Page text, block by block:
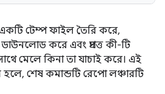
একটি টেম্প ফাইল তৈরি করে,
করে এবং প্রদত্ত কী-টি
মেলে কিনা তা যাচাই করে। এই
শেষ কমান্ডটি রেপো লঞ্চারটি